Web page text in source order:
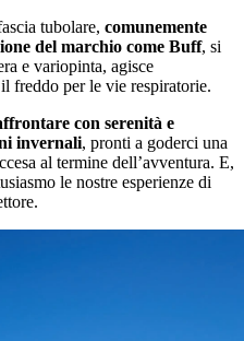
tubolare, comunemente
del marchio come Buff, si
e variopinta, agisce
freddo per le vie respiratorie.
con serenità e
invernali, pronti a goderci una
al termine dell’avventura. E,
le nostre esperienze di